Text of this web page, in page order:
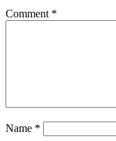
Comment *
Name *